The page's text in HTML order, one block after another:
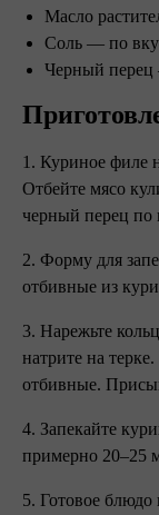
Масло
Соль — по
Черный
1. Куриное филе
Отбейте мясо
черный перец по
2. Форму для
отбивные из
3. Нарежьте
натрите на
отбивные.
4. Запекайте
примерно 20–25
5. Готовое блюдо